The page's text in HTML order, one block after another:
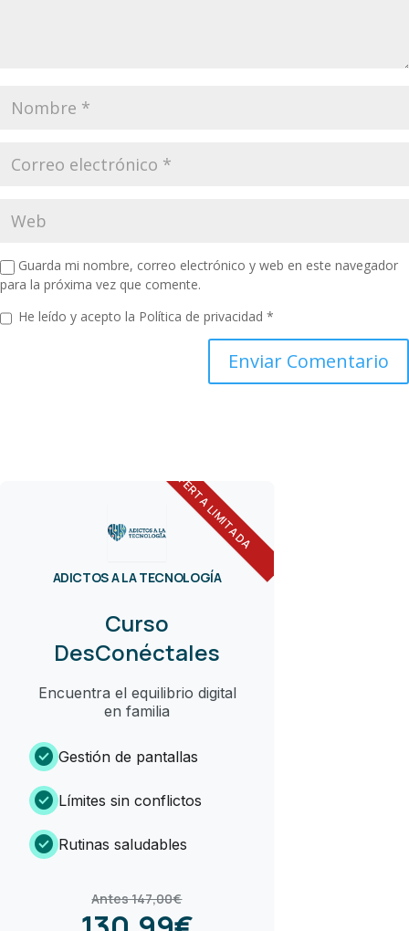
Guarda mi nombre, correo electrónico y web en este navegador
para la próxima vez que comente.
He leído y acepto la Política de privacidad *
OFERTA LIMITADA
ADICTOS A LA TECNOLOGÍA
Curso
DesConéctales
Encuentra el equilibrio digital
en familia
check_circle Gestión de pantallas
check_circle Límites sin conflictos
check_circle Rutinas saludables
Antes 147,00€